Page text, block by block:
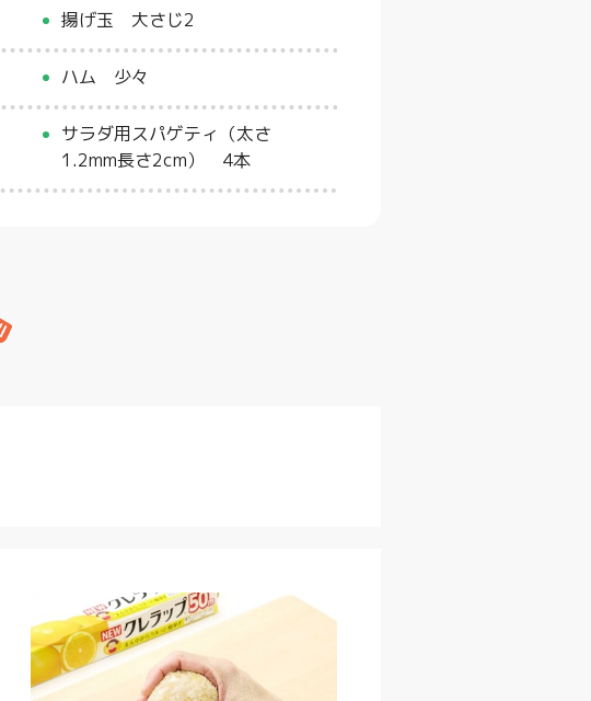
揚げ玉 大さじ2
ハム 少々
サラダ用スパゲティ（太さ
1.2mm長さ2cm） 4本